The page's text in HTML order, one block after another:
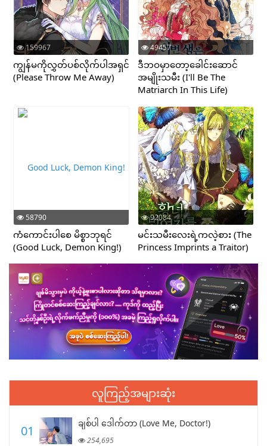
159967
ကျွန်မကိုလွှတ်ပစ်လိုက်ပါအရှင်
(Please Throw Me Away)
49457
ဒီဘဝမှာတော့ခေါင်းဆောင်
အမျိုးသမီး (I'll Be The
Matriarch In This Life)
58790
ကံကောင်းပါစေ မိစ္စာဘုရင်
(Good Luck, Demon King!)
92084
မင်းသမီးလေးရဲ့ကလဲ့စား (The
Princess Imprints a Traitor)
လူကြည့်အများဆုံး
01 ချစ်ပါ ဒေါက်တာ (Love Me, Doctor!)
254,695